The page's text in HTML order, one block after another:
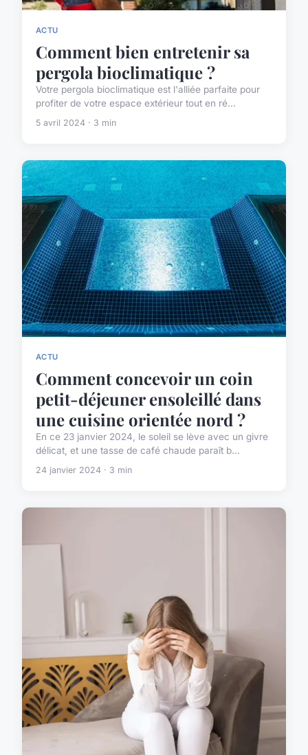
ACTU
Comment bien entretenir sa
pergola bioclimatique ?
Votre pergola bioclimatique est l'alliée parfaite pour
profiter de votre espace extérieur tout en ré...
5 avril 2024 · 3 min
ACTU
Comment concevoir un coin
petit-déjeuner ensoleillé dans
une cuisine orientée nord ?
En ce 23 janvier 2024, le soleil se lève avec un givre
délicat, et une tasse de café chaude paraît b...
24 janvier 2024 · 3 min